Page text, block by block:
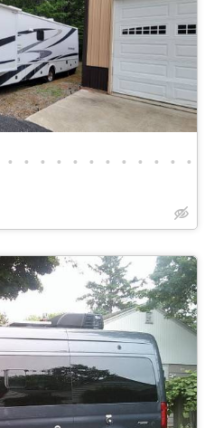
• • • • • • • • • • • •